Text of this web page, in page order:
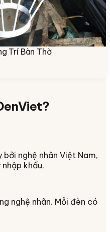
Trí Bàn Thờ
?
nghệ nhân Việt Nam,
khẩu.
nghệ nhân. Mỗi đèn có